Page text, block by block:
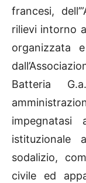
francesi,
rilievi intorno
organizzata
Batteria
istituzionale
sodalizio,
civile ed